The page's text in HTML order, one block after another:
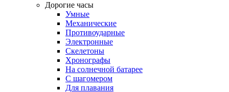
Дорогие часы
Умные
Механические
Противоударные
Электронные
Скелетоны
Хронографы
На солнечной батарее
С шагомером
Для плавания